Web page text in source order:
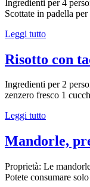
Ingredienti per 4
Scottate in padella
Leggi tutto
Risotto con
Ingredienti per 2
zenzero fresco 1
Leggi tutto
Mandorle,
Proprietà: Le
Potete consumare